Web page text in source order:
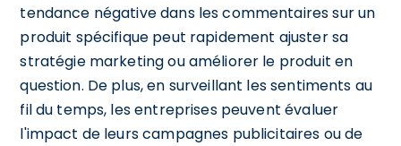
tendance négative dans les commentaires sur un
produit spécifique peut rapidement ajuster sa
stratégie marketing ou améliorer le produit en
question. De plus, en surveillant les sentiments au
fil du temps, les entreprises peuvent évaluer
l'impact de leurs campagnes publicitaires ou de